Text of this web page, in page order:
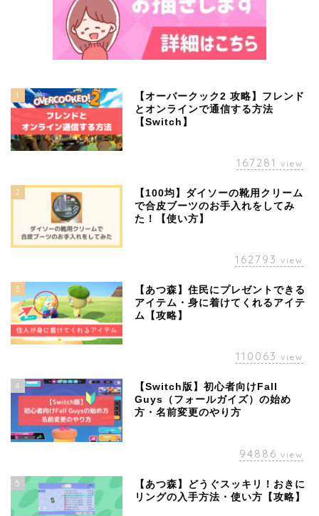
1
【オーバークック2 攻略】フレンド
とオンラインで通信する方法
【Switch】
167281 view
2
【100均】ダイソーの靴用クリーム
で合皮ブーツのお手入れをしてみ
た！【使い方】
162793 view
3
【あつ森】住民にプレゼントできる
アイテム・身に着けてくれるアイテ
ム【攻略】
110063 view
4
【Switch版】初心者向けFall
Guys（フォールガイズ）の始め
方・名前変更のやり方
94886 view
5
【あつ森】どうぐスッキリ！おきに
リングの入手方法・使い方【攻略】